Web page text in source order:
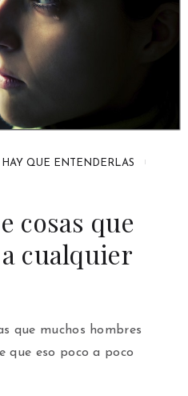
HAY QUE ENTENDERLAS
cosas que
cualquier
que muchos hombres
que eso poco a poco